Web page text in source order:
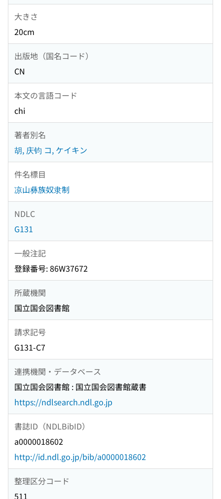
大きさ
20cm
出版地（国名コード）
CN
本文の言語コード
chi
著者別名
胡, 庆钧 コ, ケイキン
件名標目
凉山彝族奴隶制
NDLC
G131
一般注記
登録番号: 86W37672
所蔵機関
国立国会図書館
請求記号
G131-C7
連携機関・データベース
国立国会図書館 : 国立国会図書館蔵書
https://ndlsearch.ndl.go.jp
書誌ID（NDLBibID）
a0000018602
http://id.ndl.go.jp/bib/a0000018602
整理区分コード
511